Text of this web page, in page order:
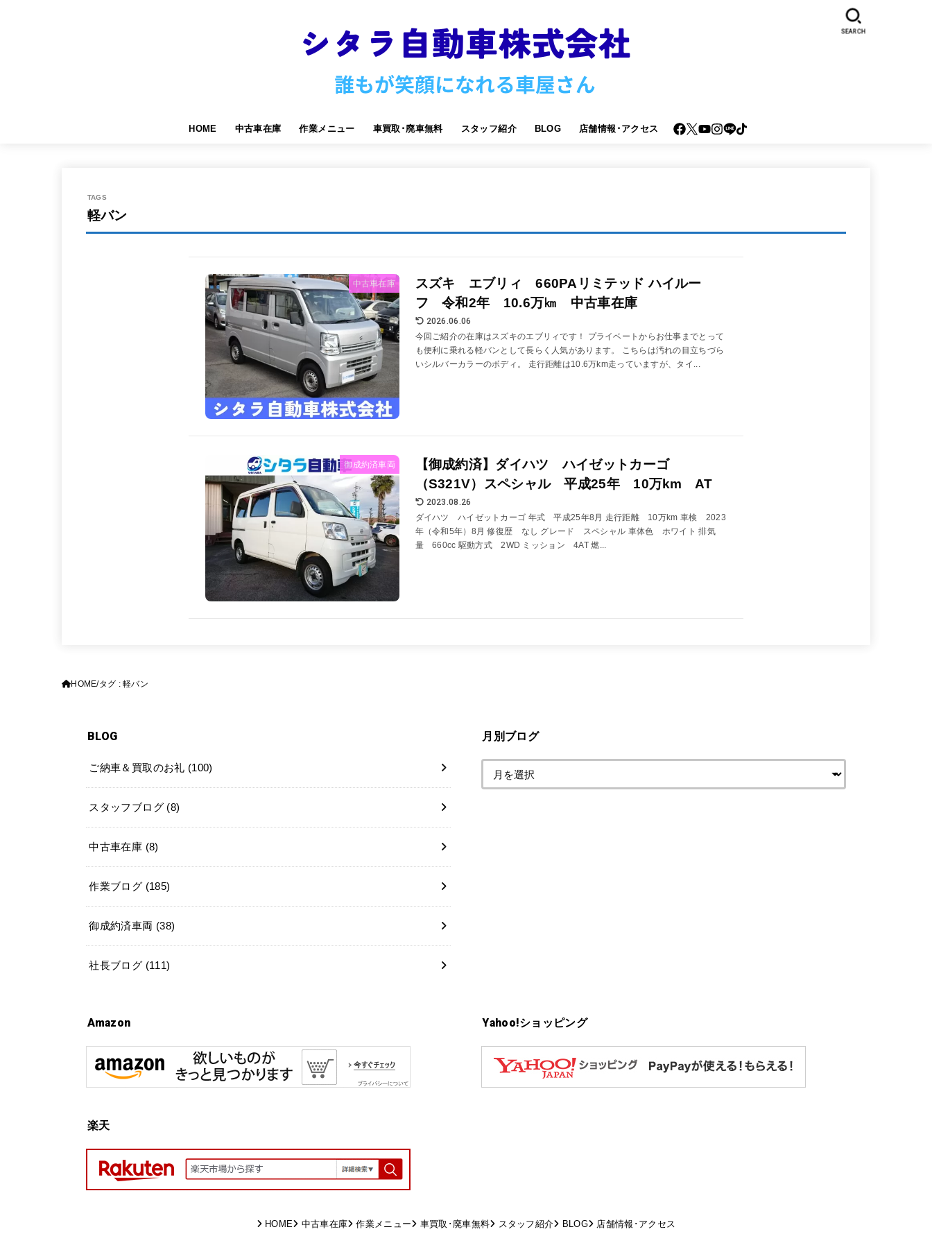
HOME 中古車在庫 作業メニュー 車買取･廃車無料 スタッフ紹介 BLOG 店舗情報･アクセス
SEARCH
軽バン
中古車在庫
スズキ エブリィ 660PAリミテッド ハイルー
フ 令和2年 10.6万㎞ 中古車在庫
2026.06.06
今回ご紹介の在庫はスズキのエブリィです！ プライベートからお仕事までとって
も便利に乗れる軽バンとして長らく人気があります。 こちらは汚れの目立ちづら
いシルバーカラーのボディ。 走行距離は10.6万km走っていますが、タイ...
御成約済車両
【御成約済】ダイハツ ハイゼットカーゴ
（S321V）スペシャル 平成25年 10万km AT
2023.08.26
ダイハツ ハイゼットカーゴ 年式 平成25年8月 走行距離 10万km 車検 2023
年（令和5年）8月 修復歴 なし グレード スペシャル 車体色 ホワイト 排気
量 660cc 駆動方式 2WD ミッション 4AT 燃...
HOME タグ : 軽バン
BLOG
ご納車＆買取のお礼 (100)
スタッフブログ (8)
中古車在庫 (8)
作業ブログ (185)
御成約済車両 (38)
社長ブログ (111)
月別ブログ
Amazon Yahoo!ショッピング
楽天
HOME 中古車在庫 作業メニュー 車買取･廃車無料 スタッフ紹介 BLOG 店舗情報･アクセス